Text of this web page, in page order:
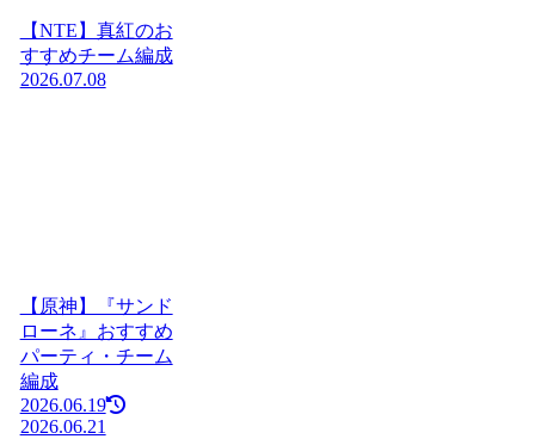
【NTE】真紅のお
すすめチーム編成
2026.07.08
【原神】『サンド
ローネ』おすすめ
パーティ・チーム
編成
2026.06.19
2026.06.21